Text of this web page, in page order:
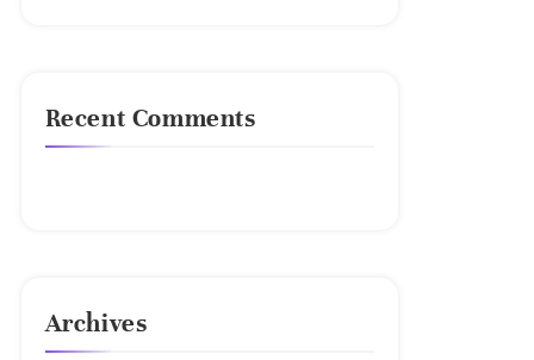
Recent Comments
Archives